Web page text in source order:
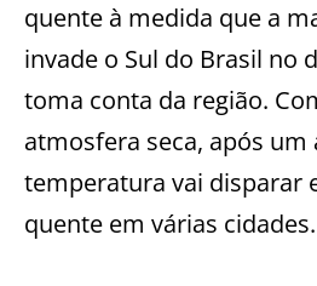
quente à medida que a
invade o Sul do Brasil no
toma conta da região.
atmosfera seca, após
temperatura vai disparar
quente em várias cidades.